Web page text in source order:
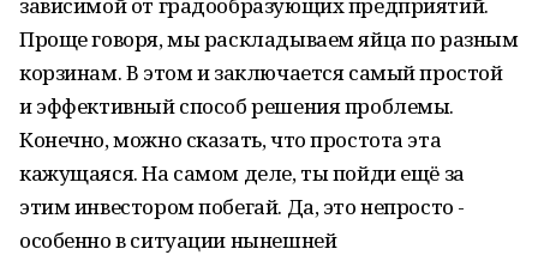
Проще говоря, мы раскладываем яйца по разным
корзинам. В этом и заключается самый простой
и эффективный способ решения проблемы.
Конечно, можно сказать, что простота эта
кажущаяся. На самом деле, ты пойди ещё за
этим инвестором побегай. Да, это непросто -
особенно в ситуации нынешней